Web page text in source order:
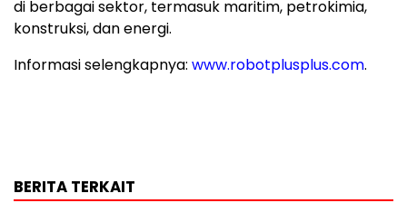
di berbagai sektor, termasuk maritim, petrokimia,
konstruksi, dan energi.
Informasi selengkapnya: www.robotplusplus.com.
BERITA TERKAIT